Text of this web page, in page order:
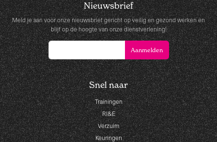
Nieuwsbrief
Meld je aan voor onze nieuwsbrief gericht op veilig en gezond werken en
blijf op de hoogte van onze dienstverlening!
Snel naar
Trainingen
RI&E
Verzuim
Keuringen